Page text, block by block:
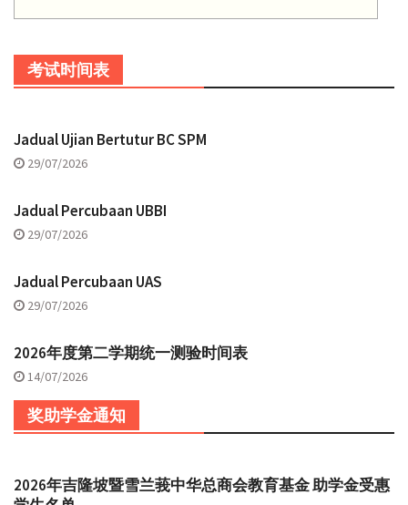
考试时间表
Jadual Ujian Bertutur BC SPM
29/07/2026
Jadual Percubaan UBBI
29/07/2026
Jadual Percubaan UAS
29/07/2026
2026年度第二学期统一测验时间表
14/07/2026
奖助学金通知
2026年吉隆坡暨雪兰莪中华总商会教育基金 助学金受惠